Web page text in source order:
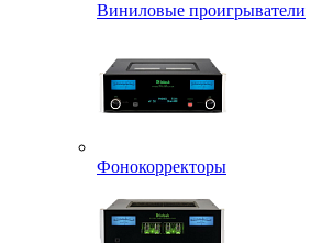
Виниловые проигрыватели
Фонокорректоры